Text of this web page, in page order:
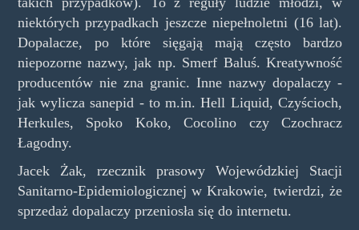
niektórych przypadkach jeszcze niepełnoletni (16 lat).
Dopalacze, po które sięgają mają często bardzo
niepozorne nazwy, jak np. Smerf Baluś. Kreatywność
producentów nie zna granic. Inne nazwy dopalaczy -
jak wylicza sanepid - to m.in. Hell Liquid, Czyścioch,
Herkules, Spoko Koko, Cocolino czy Czochracz
Łagodny.
Jacek Żak, rzecznik prasowy Wojewódzkiej Stacji
Sanitarno-Epidemiologicznej w Krakowie, twierdzi, że
sprzedaż dopalaczy przeniosła się do internetu.